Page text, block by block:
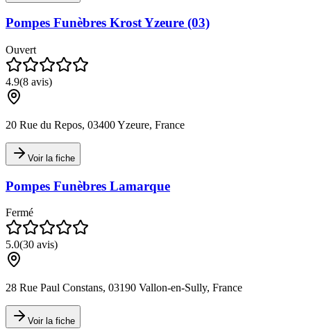
Pompes Funèbres Krost Yzeure (03)
Ouvert
4.9(8 avis)
20 Rue du Repos, 03400 Yzeure, France
Voir la fiche
Pompes Funèbres Lamarque
Fermé
5.0(30 avis)
28 Rue Paul Constans, 03190 Vallon-en-Sully, France
Voir la fiche